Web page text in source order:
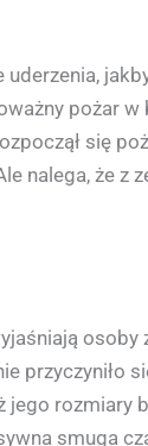
pożar w
się
nalega, że z
osoby
przyczyniło
rozmiary
smuga